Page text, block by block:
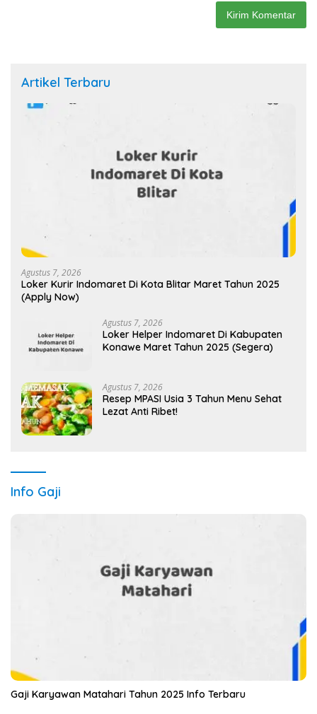
Artikel Terbaru
Agustus 7, 2026
Loker Kurir Indomaret Di Kota Blitar Maret Tahun 2025
(Apply Now)
Agustus 7, 2026
Loker Helper Indomaret Di Kabupaten
Konawe Maret Tahun 2025 (Segera)
Agustus 7, 2026
Resep MPASI Usia 3 Tahun Menu Sehat
Lezat Anti Ribet!
Info Gaji
Gaji Karyawan Matahari Tahun 2025 Info Terbaru